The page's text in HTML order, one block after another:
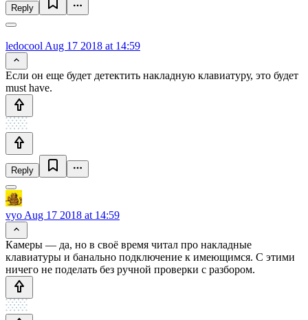
Reply
ledocool Aug 17 2018 at 14:59
Если он еще будет детектить накладную клавиатуру, это будет
must have.
Reply
vyo Aug 17 2018 at 14:59
Камеры — да, но в своё время читал про накладные
клавиатуры и банально подключение к имеющимся. С этими
ничего не поделать без ручной проверки с разбором.